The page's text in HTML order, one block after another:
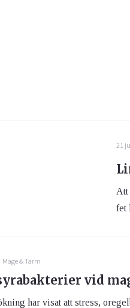
21
Att
fet
Mage & Tarm
vid
har visat att stress,